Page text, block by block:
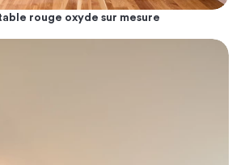
rouge oxyde sur mesure